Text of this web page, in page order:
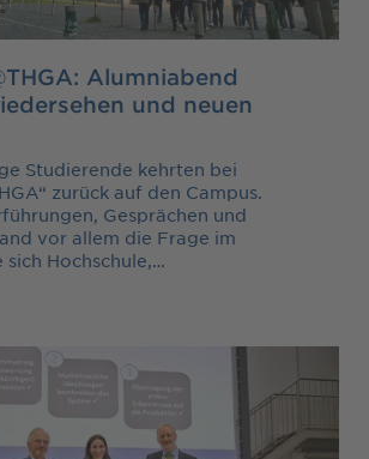
Alumniabend
und neuen
Studierende kehrten bei
zurück auf den Campus.
Gesprächen und
vor allem die Frage im
Hochschule,…